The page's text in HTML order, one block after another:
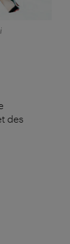
des